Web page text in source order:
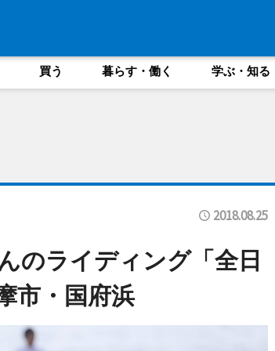
買う 暮らす・働く 学ぶ・知る
2018.08.25
のライディング「全日
市・国府浜